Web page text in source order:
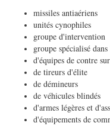
missiles antiaériens
unités cynophiles
groupe d'intervention
groupe spécialisé
d'équipes de contre
de tireurs d'élite
de démineurs
de véhicules blindés
d'armes légères et
d'équipements de